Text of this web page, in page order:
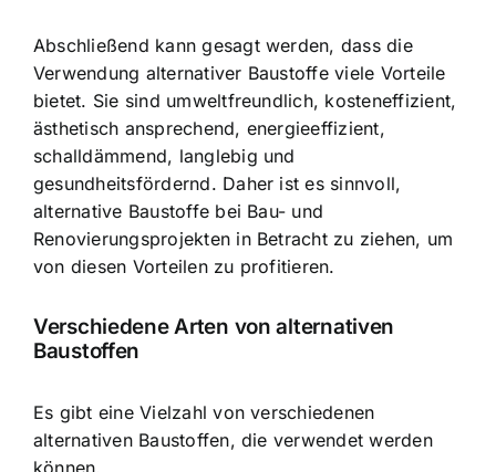
Abschließend kann gesagt werden, dass die
Verwendung alternativer Baustoffe viele Vorteile
bietet. Sie sind umweltfreundlich, kosteneffizient,
ästhetisch ansprechend, energieeffizient,
schalldämmend, langlebig und
gesundheitsfördernd. Daher ist es sinnvoll,
alternative Baustoffe bei Bau- und
Renovierungsprojekten in Betracht zu ziehen, um
von diesen Vorteilen zu profitieren.
Verschiedene Arten von alternativen
Baustoffen
Es gibt eine Vielzahl von verschiedenen
alternativen Baustoffen, die verwendet werden
können.